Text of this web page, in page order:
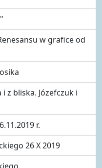
w grafice od
z bliska. Józefczuk i
r.
26 X 2019